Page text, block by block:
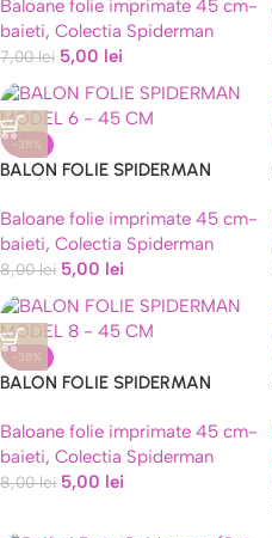
Baloane folie imprimate 45 cm-
baieti, Colectia Spiderman
7,00lei 5,00 lei
-38%
BALON FOLIE SPIDERMAN
Baloane folie imprimate 45 cm-
baieti, Colectia Spiderman
8,00lei 5,00 lei
-38%
BALON FOLIE SPIDERMAN
Baloane folie imprimate 45 cm-
baieti, Colectia Spiderman
8,00lei 5,00 lei